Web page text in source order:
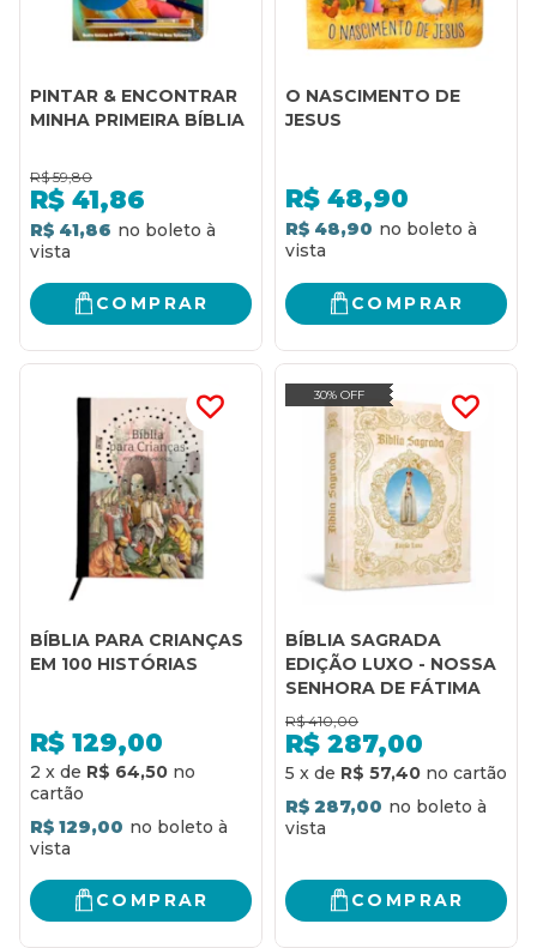
PINTAR & ENCONTRAR
MINHA PRIMEIRA BÍBLIA
R$ 59,80
R$ 41,86
R$ 41,86
COMPRAR
O NASCIMENTO DE
JESUS
R$ 48,90
R$ 48,90
COMPRAR
BÍBLIA PARA CRIANÇAS
EM 100 HISTÓRIAS
R$ 129,00
2 x de R$ 64,50
R$ 129,00
COMPRAR
30% OFF
BÍBLIA SAGRADA
EDIÇÃO LUXO - NOSSA
SENHORA DE FÁTIMA
R$ 410,00
R$ 287,00
5 x de R$ 57,40
R$ 287,00
COMPRAR